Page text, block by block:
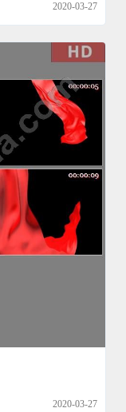
2020-03-27
2020-03-27